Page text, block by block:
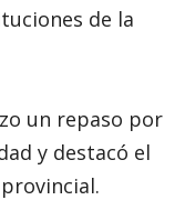
de la
un repaso por
y destacó el